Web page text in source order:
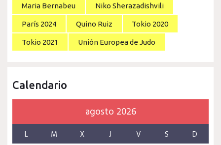
Maria Bernabeu Niko Sherazadishvili
París 2024 Quino Ruiz Tokio 2020
Tokio 2021 Unión Europea de Judo
Calendario
agosto 2026
L M X J V S D